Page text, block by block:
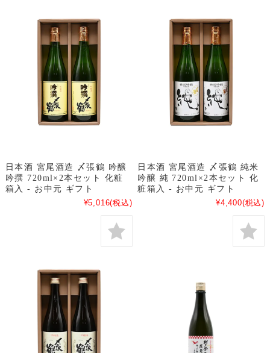
日本酒 宮尾酒造 〆張鶴 吟醸
吟撰 720ml×2本セット 化粧
箱入 - お中元 ギフト
¥5,016(税込)
日本酒 宮尾酒造 〆張鶴 純米
吟醸 純 720ml×2本セット 化
粧箱入 - お中元 ギフト
¥4,400(税込)